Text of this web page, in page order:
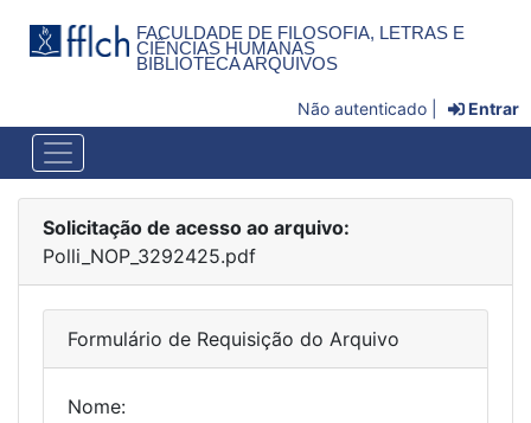
FACULDADE DE FILOSOFIA, LETRAS E
CIÊNCIAS HUMANAS
BIBLIOTECA ARQUIVOS
Não autenticado | Entrar
Solicitação de acesso ao arquivo:
Polli_NOP_3292425.pdf
Formulário de Requisição do Arquivo
Nome: